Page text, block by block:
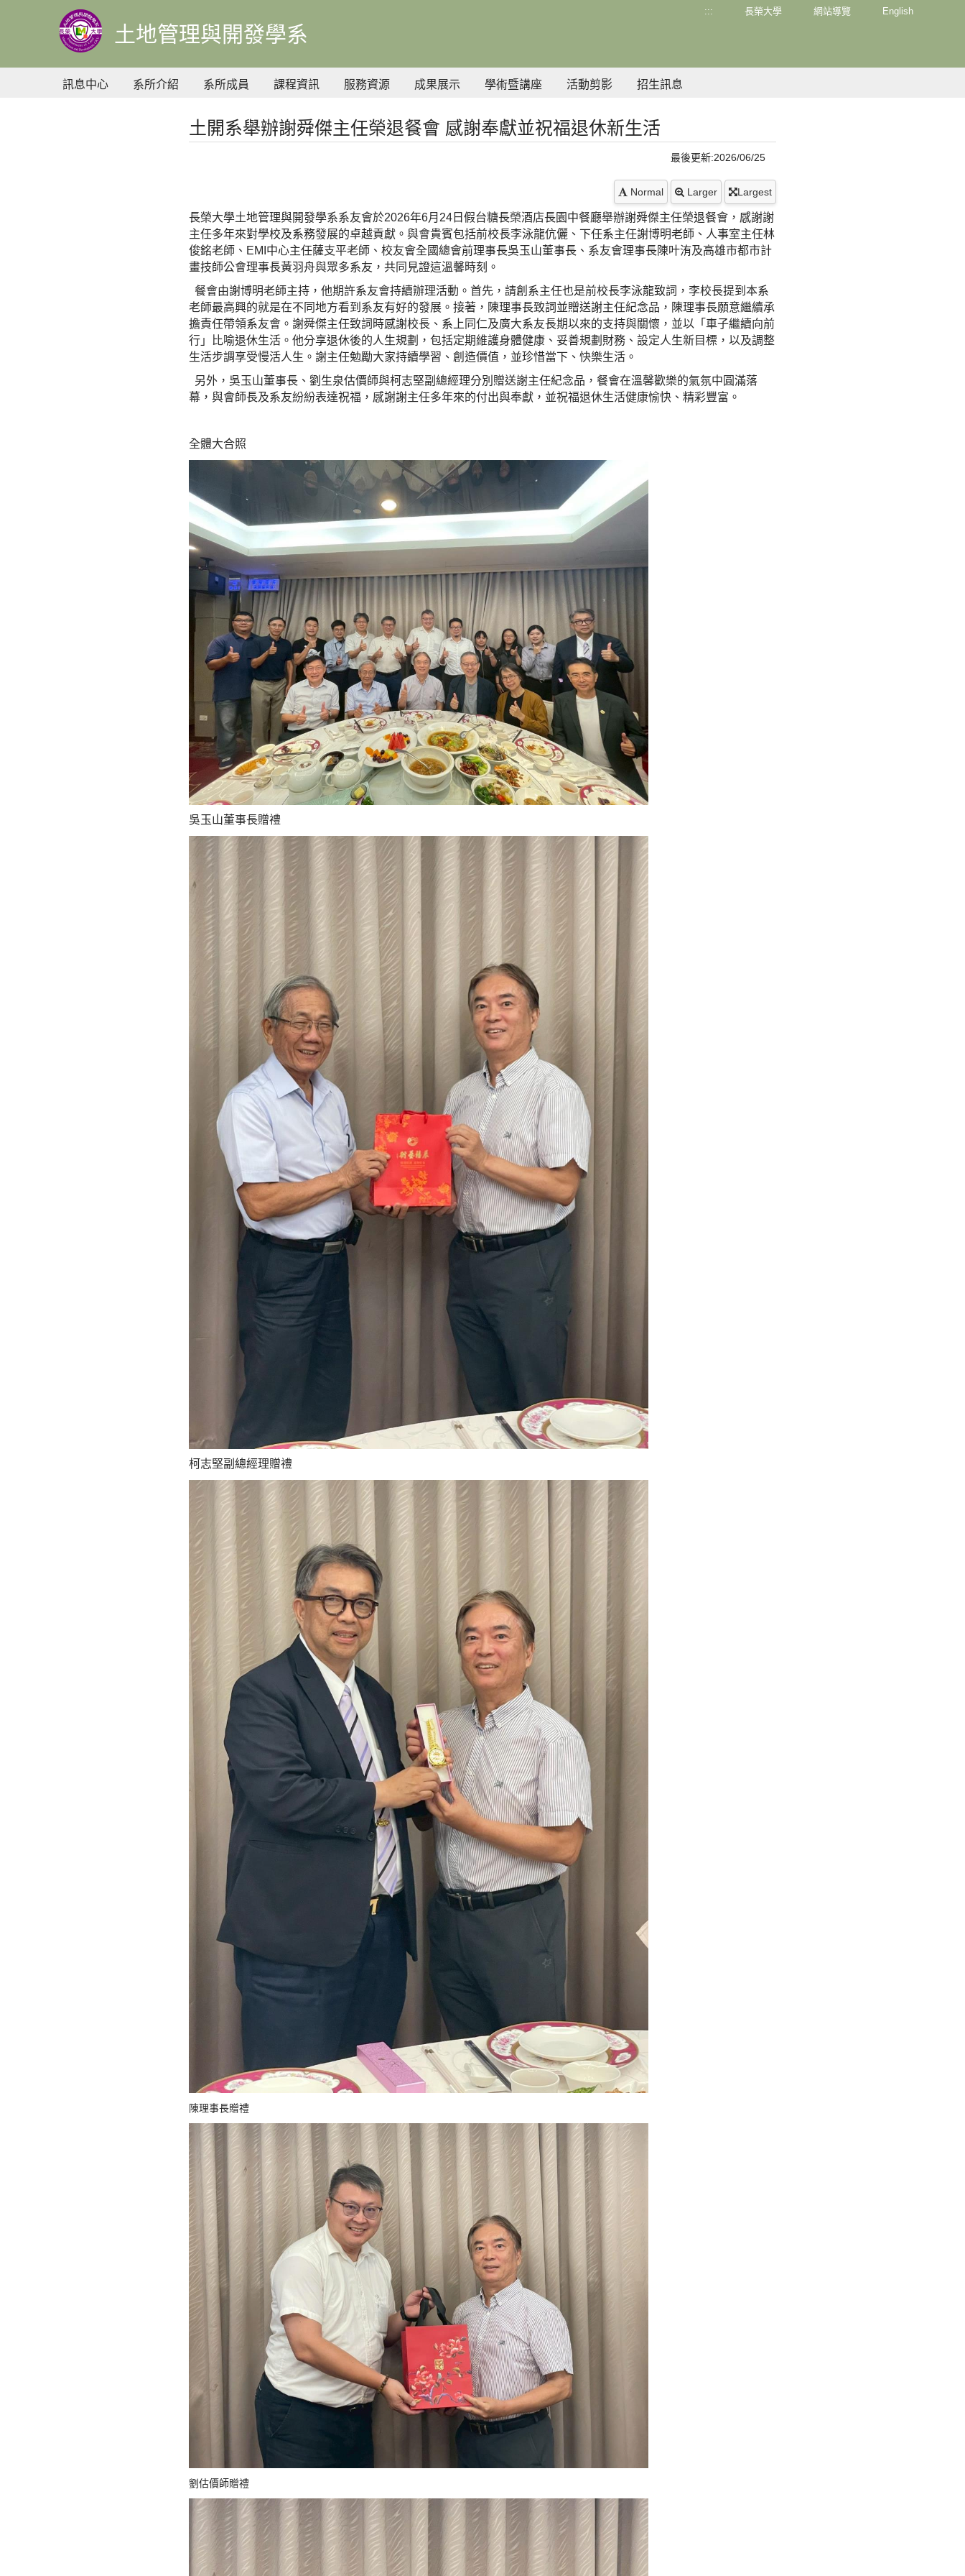
主
要
內
容
土地管理與開發學系
::: 長榮大學 網站導覽 English
訊息中心 系所介紹 系所成員 課程資訊 服務資源 成果展示 學術暨講座 活動剪影 招生訊息
土開系舉辦謝舜傑主任榮退餐會 感謝奉獻並祝福退休新生活
最後更新:2026/06/25
Normal Larger Largest
長榮大學土地管理與開發學系系友會於2026年6月24日假台糖長榮酒店長園中餐廳舉辦謝舜傑主任榮退餐會，感謝謝
主任多年來對學校及系務發展的卓越貢獻。與會貴賓包括前校長李泳龍伉儷、下任系主任謝博明老師、人事室主任林
俊銘老師、EMI中心主任薩支平老師、校友會全國總會前理事長吳玉山董事長、系友會理事長陳叶洧及高雄市都市計
畫技師公會理事長黃羽舟與眾多系友，共同見證這溫馨時刻。
餐會由謝博明老師主持，他期許系友會持續辦理活動。首先，請創系主任也是前校長李泳龍致詞，李校長提到本系
老師最高興的就是在不同地方看到系友有好的發展。接著，陳理事長致詞並贈送謝主任紀念品，陳理事長願意繼續承
擔責任帶領系友會。謝舜傑主任致詞時感謝校長、系上同仁及廣大系友長期以來的支持與關懷，並以「車子繼續向前
行」比喻退休生活。他分享退休後的人生規劃，包括定期維護身體健康、妥善規劃財務、設定人生新目標，以及調整
生活步調享受慢活人生。謝主任勉勵大家持續學習、創造價值，並珍惜當下、快樂生活。
另外，吳玉山董事長、劉生泉估價師與柯志堅副總經理分別贈送謝主任紀念品，餐會在溫馨歡樂的氣氛中圓滿落
幕，與會師長及系友紛紛表達祝福，感謝謝主任多年來的付出與奉獻，並祝福退休生活健康愉快、精彩豐富。
全體大合照
吳玉山董事長贈禮
柯志堅副總經理贈禮
陳理事長贈禮
劉估價師贈禮